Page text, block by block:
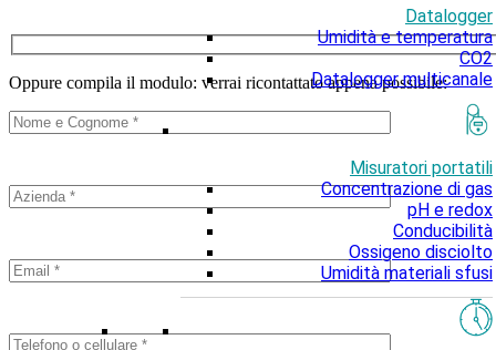
Datalogger
Umidità e temperatura
CO2
Datalogger multicanale
Misuratori portatili
Concentrazione di gas
pH e redox
Conducibilità
Ossigeno disciolto
Umidità materiali sfusi
Oppure compila il modulo: verrai ricontattato appena possibile: